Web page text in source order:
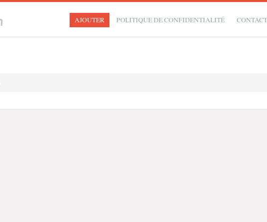
AJOUTER POLITIQUE DE CONFIDENTIALITÉ